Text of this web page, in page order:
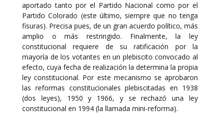
aportado tanto por el Partido Nacional como por el
Partido Colorado (este último, siempre que no tenga
fisuras). Precisa pues, de un gran acuerdo político, más
amplio o más restringido. Finalmente, la ley
constitucional requiere de su ratificación por la
mayoría de los votantes en un plebiscito convocado al
efecto, cuya fecha de realización la determina la propia
ley constitucional. Por este mecanismo se aprobaron
las reformas constitucionales plebiscitadas en 1938
(dos leyes), 1950 y 1966, y se rechazó una ley
constitucional en 1994 (la llamada mini-reforma).